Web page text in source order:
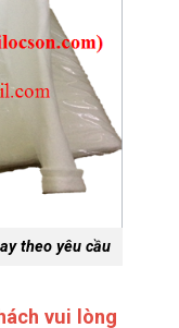
theo yêu cầu
vui lòng